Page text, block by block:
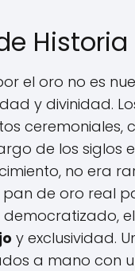
el oro no es
y divinidad.
ceremoniales,
de los siglos
no era
de oro real
y exclusividad.
a mano con